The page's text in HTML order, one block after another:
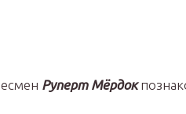
Руперт Мёрдок